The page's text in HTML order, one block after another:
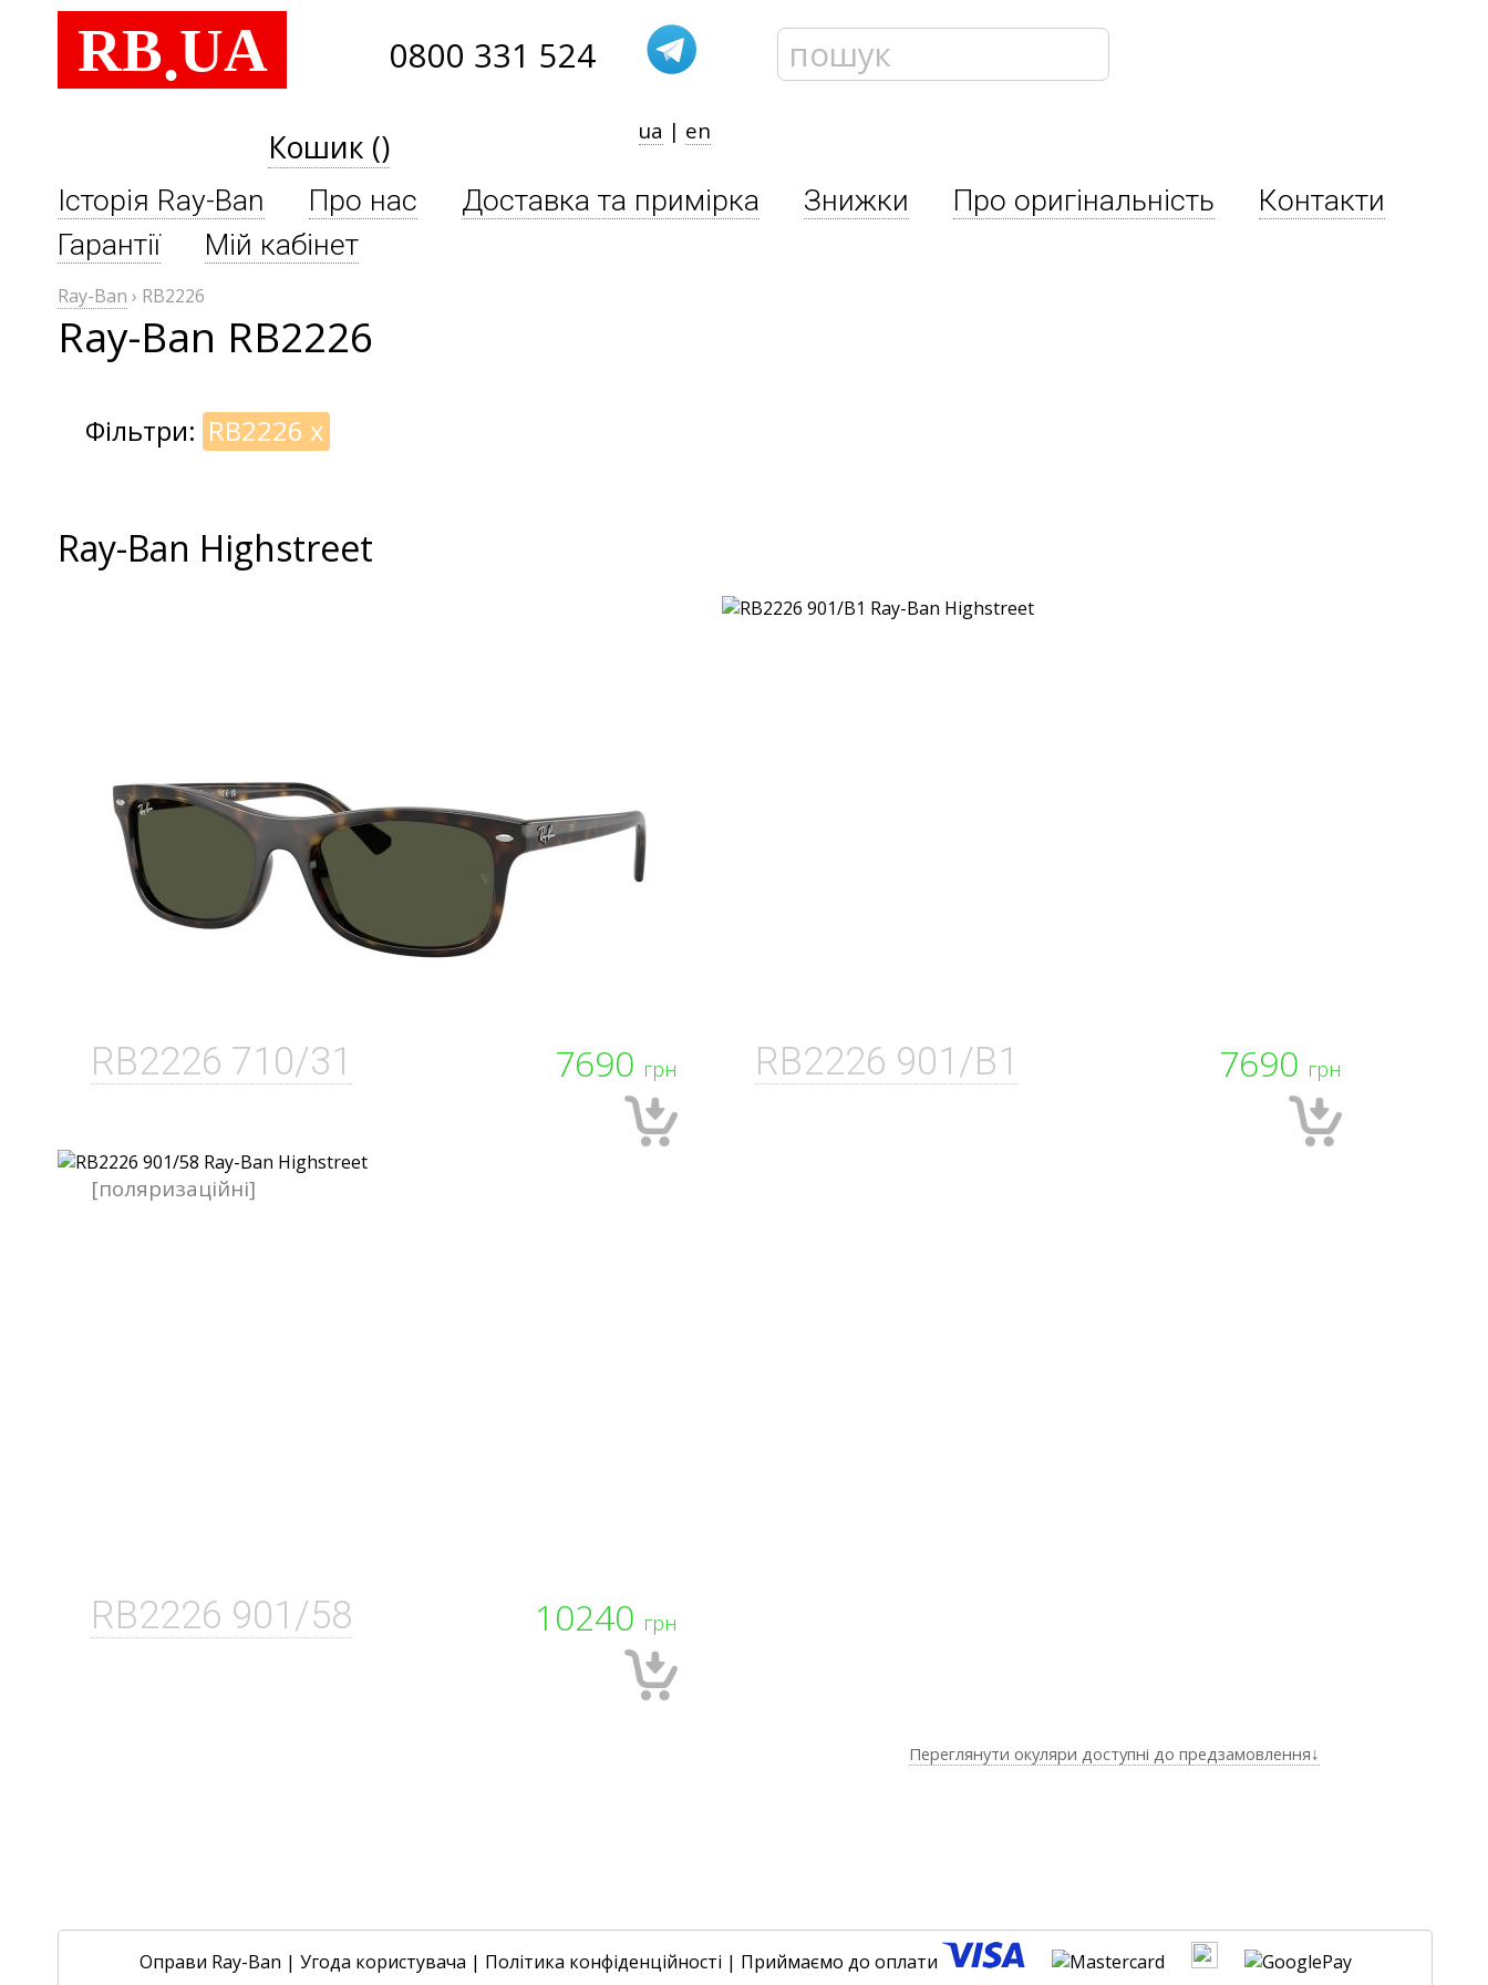
RB.UA 0800 331 524
Кошик () ua | en
Історія Ray-Ban Про нас Доставка та примірка Знижки Про оригінальність
Контакти
Гарантії
Мій кабінет
Ray-Ban › RB2226
Ray-Ban RB2226
Фільтри: RB2226 x
Ray-Ban Highstreet
7690 грн
RB2226 710/31 7690 грн
RB2226 901/B1
10240 грн
RB2226 901/58
[поляризаційні]
Переглянути окуляри доступні до предзамовлення↓
Оправи Ray-Ban | Угода користувача | Політика конфіденційності | Приймаємо до оплати